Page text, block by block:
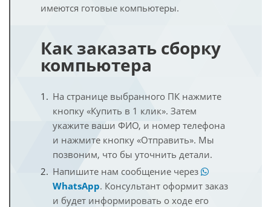
имеются готовые компьютеры.
Как заказать сборку
компьютера
На странице выбранного ПК нажмите
кнопку «Купить в 1 клик». Затем
укажите ваши ФИО, и номер телефона
и нажмите кнопку «Отправить». Мы
позвоним, что бы уточнить детали.
Напишите нам сообщение через
WhatsApp. Консультант оформит заказ
и будет информировать о ходе его